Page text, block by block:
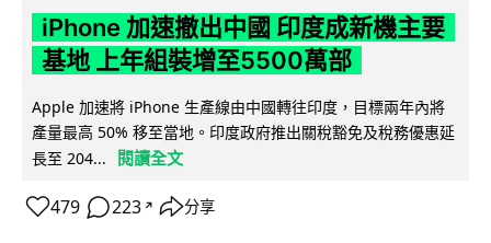
iPhone 加速撤出中國 印度成新機主要
基地 上年組裝增至5500萬部
Apple 加速將 iPhone 生產線由中國轉往印度，目標兩年內將
產量最高 50% 移至當地。印度政府推出關稅豁免及稅務優惠延
長至 204...
閱讀全文
479 223 ↗ 分享